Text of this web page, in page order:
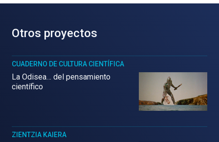
Otros proyectos
CUADERNO DE CULTURA CIENTÍFICA
La Odisea… del pensamiento
científico
ZIENTZIA KAIERA